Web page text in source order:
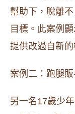
幫助下，脫離
目標。此案例
提供改過自新的
案例二：跑腿
另一名17歲少